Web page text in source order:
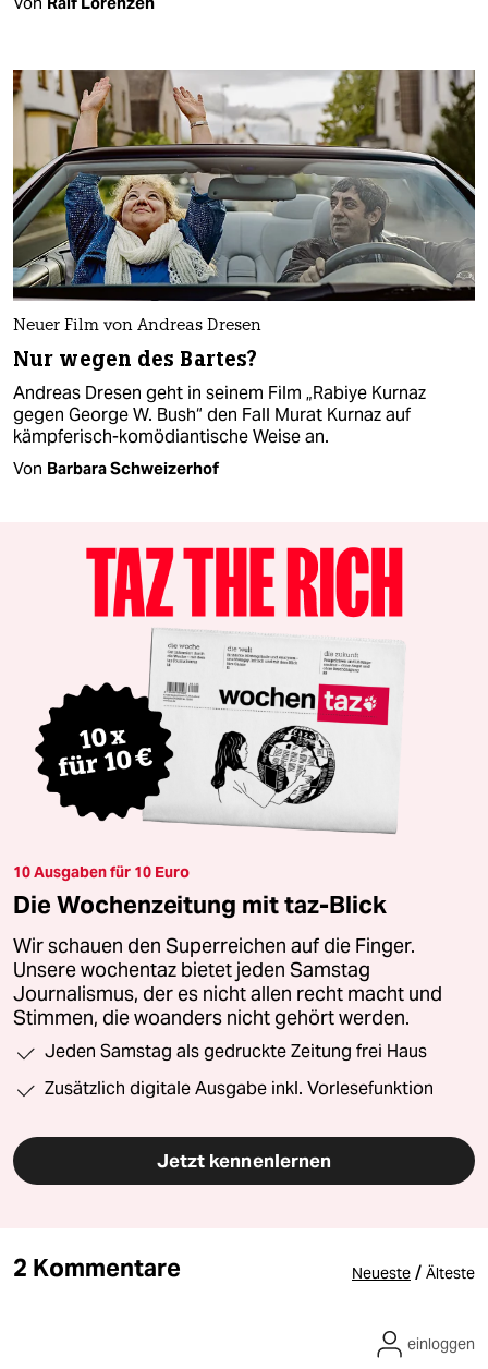
Neuer Film von Andreas Dresen
Nur wegen des Bartes?
Andreas Dresen geht in seinem Film „Rabiye Kurnaz
gegen George W. Bush“ den Fall Murat Kurnaz auf
kämpferisch-komödiantische Weise an.
Von Barbara Schweizerhof
10 Ausgaben für 10 Euro
Die Wochenzeitung mit taz-Blick
Wir schauen den Superreichen auf die Finger.
Unsere wochentaz bietet jeden Samstag
Journalismus, der es nicht allen recht macht und
Stimmen, die woanders nicht gehört werden.
Jeden Samstag als gedruckte Zeitung frei Haus
Zusätzlich digitale Ausgabe inkl. Vorlesefunktion
Jetzt kennenlernen
2 Kommentare Neueste / Älteste
einloggen